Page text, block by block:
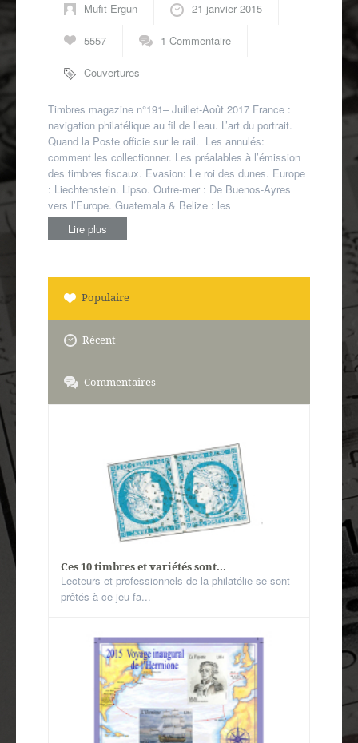
Autres spécialités
Mufit Ergun 21 janvier 2015
5557 1 Commentaire
Couvertures
Timbres magazine n°191– Juillet-Août 2017 France :
navigation philatélique au fil de l’eau. L’art du portrait.
Quand la Poste officie sur le rail. Les annulés:
comment les collectionner. Les préalables à l’émission
des timbres fiscaux. Evasion: Le roi des dunes. Europe
: Liechtenstein. Lipso. Outre-mer : De Buenos-Ayres
vers l’Europe. Guatemala & Belize : les
Lire plus
Populaire
Récent
Commentaires
Ces 10 timbres et variétés sont...
Lecteurs et professionnels de la philatélie se sont
prêtés à ce jeu fa...